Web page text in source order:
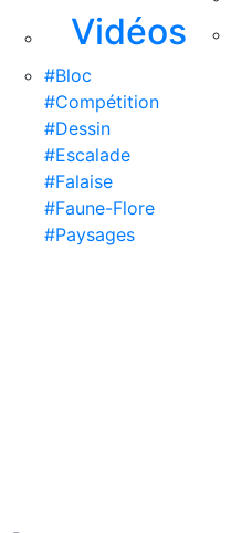
Vidéos
#Bloc
#Compétition
#Dessin
#Escalade
#Falaise
#Faune-Flore
#Paysages